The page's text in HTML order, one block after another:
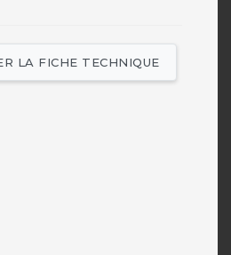
LA FICHE TECHNIQUE